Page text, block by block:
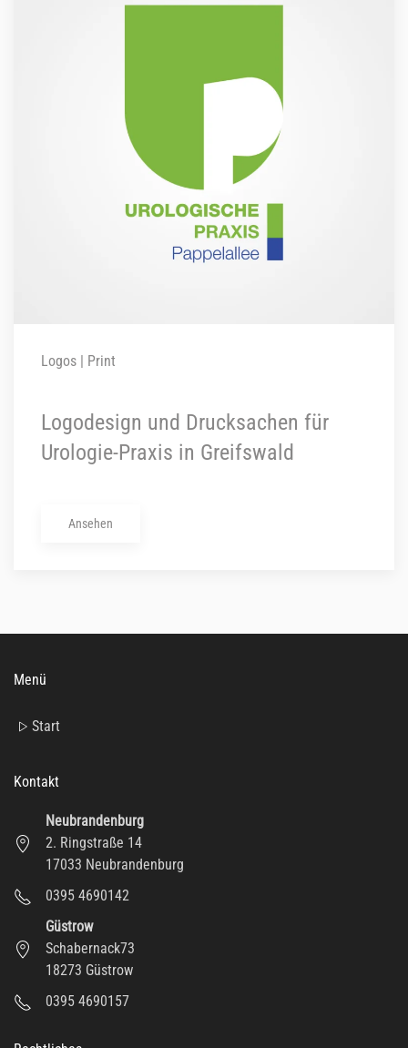
Logos | Print
Logodesign und Drucksachen für
Urologie-Praxis in Greifswald
Ansehen
Menü
Start
Kontakt
Neubrandenburg
2. Ringstraße 14
17033 Neubrandenburg
0395 4690142
Güstrow
Schabernack73
18273 Güstrow
0395 4690157